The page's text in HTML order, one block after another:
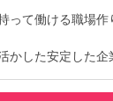
て働ける職場作
した安定した企
・建物綺麗・駅チ